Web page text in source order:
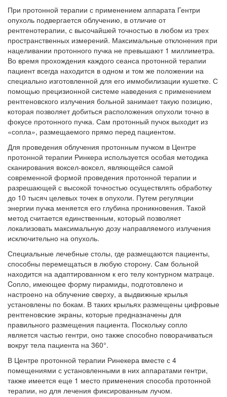
При протонной терапии с применением аппарата Гентри
опухоль подвергается облучению, в отличие от
рентгенотерапии, с высочайшей точностью в любом из трех
пространственных измерений. Максимальные отклонения при
нацеливании протонного пучка не превышают 1 миллиметра.
Во время прохождения каждого сеанса протонной терапии
пациент всегда находится в одном и том же положении на
специально изготовленной для его иммобилизации кушетке. С
помощью прецизионной системе наведения с применением
рентгеновского излучения больной занимает такую позицию,
которая позволяет добиться расположения опухоли точно в
фокусе протонного пучка. Сам протонный пучок выходит из
«сопла», размещаемого прямо перед пациентом.
Для проведения облучения протонным пучком в Центре
протонной терапии Ринкера используется особая методика
сканирования воксел-воксел, являющейся самой
современной формой проведения протонной терапии и
разрешающей с высокой точностью осуществлять обработку
до 10 тысяч целевых точек в опухоли. Путем регуляции
энергии пучка меняется его глубина проникновения. Такой
метод считается единственным, который позволяет
локализовать максимальную дозу направляемого излучения
исключительно на опухоль.
Специальные лечебные столы, где размещаются пациенты,
способны перемещаться в любую сторону. Сам больной
находится на адаптированном к его телу контурном матраце.
Cопло, имеющее форму пирамиды, подготовлено и
настроено на облучение сверху, а выдвижные крылья
установлены по бокам. В таких крыльях размещены цифровые
рентгеновские экраны, которые предназначены для
правильного размещения пациента. Поскольку сопло
является частью гентри, оно также способно поворачиваться
вокруг тела пациента на 360°.
В Центре протонной терапии Ринекера вместе с 4
помещениями с установленными в них аппаратами гентри,
также имеется еще 1 место применения способа протонной
терапии, но для лечения фиксированным лучом.